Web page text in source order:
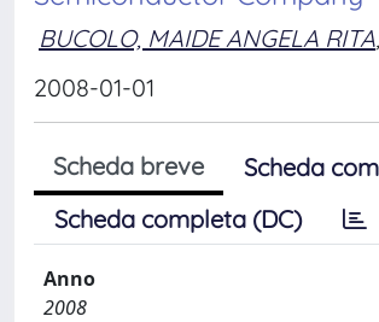
BUCOLO, MAIDE ANGELA RITA;
2008-01-01
Scheda breve
Scheda
Scheda completa (DC)
Anno
2008